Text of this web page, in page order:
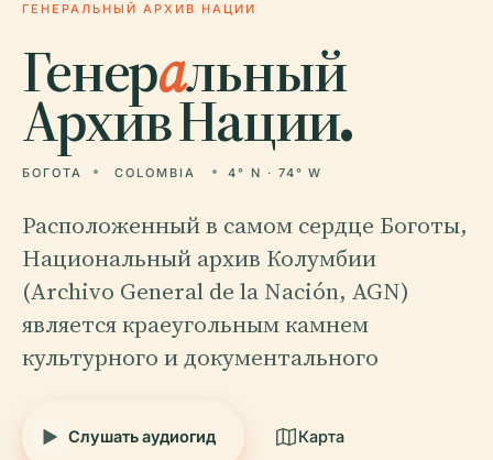
ГЕНЕРАЛЬНЫЙ АРХИВ НАЦИИ
Генеральный
Архив Нации.
БОГОТА COLOMBIA 4° N · 74° W
Расположенный в самом сердце Боготы,
Национальный архив Колумбии
(Archivo General de la Nación, AGN)
является краеугольным камнем
культурного и документального
Слушать аудиогид Карта